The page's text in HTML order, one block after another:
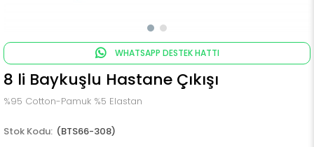
WHATSAPP DESTEK HATTI
8 li Baykuşlu Hastane Çıkışı
%95 Cotton-Pamuk %5 Elastan
(BTS66-308)